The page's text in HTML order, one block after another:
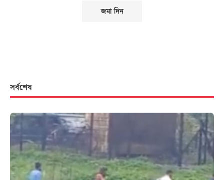
সর্বশেষ